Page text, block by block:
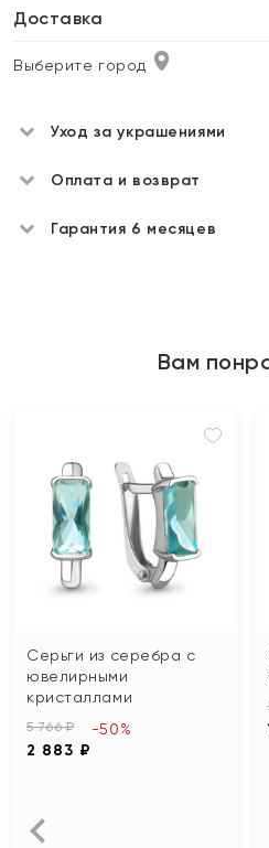
Доставка
Выберите город
Уход за украшениями
Оплата и возврат
Гарантия 6 месяцев
Вам
Серьги из серебра с
ювелирными
кристаллами
5 766 ₽
2 883 ₽
-50%